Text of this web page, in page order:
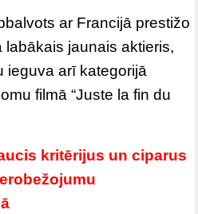
ar Francijā prestižo
labākais jaunais aktieris,
ieguva arī kategorijā
filmā “Juste la fin du
kritērijus un ciparus